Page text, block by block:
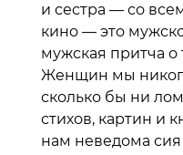
и сестра — со
кино — это
мужская притча о
Женщин мы
сколько бы ни
стихов, картин и
нам неведома